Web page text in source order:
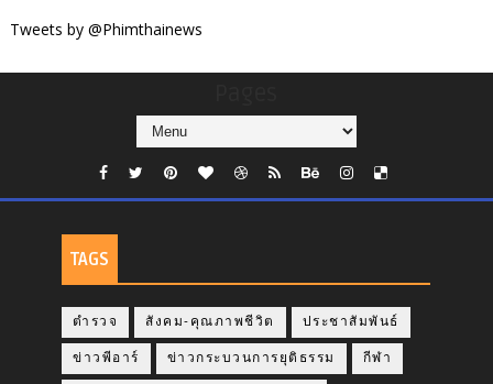
Tweets by @Phimthainews
TAGS
ตำรวจ สังคม-คุณภาพชีวิต ประชาสัมพันธ์
ข่าวพีอาร์ ข่าวกระบวนการยุติธรรม กีฬา